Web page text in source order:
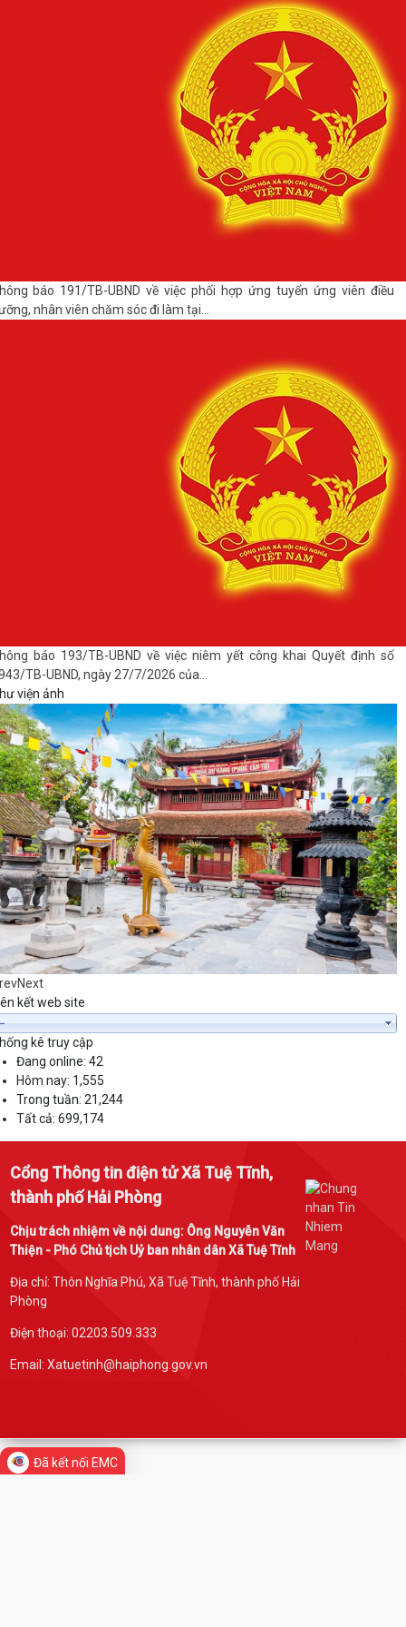
báo 191/TB-UBND về việc phối hợp ứng tuyển ứng viên điều
nhân viên chăm sóc đi làm tại...
báo 193/TB-UBND về việc niêm yết công khai Quyết định số
TB-UBND, ngày 27/7/2026 của...
viện ảnh
Next
kết web site
kê truy cập
Đang online: 42
Hôm nay: 1,555
Trong tuần: 21,244
Tất cả: 699,174
Cổng Thông tin điện tử Xã Tuệ Tĩnh,
thành phố Hải Phòng
Chịu trách nhiệm về nội dung: Ông Nguyễn Văn
Thiện - Phó Chủ tịch Uỷ ban nhân dân Xã Tuệ Tĩnh
Địa chỉ: Thôn Nghĩa Phú, Xã Tuệ Tĩnh, thành phố Hải
Phòng
Điện thoại: 02203.509.333
Email: Xatuetinh@haiphong.gov.vn
Đã kết nối EMC